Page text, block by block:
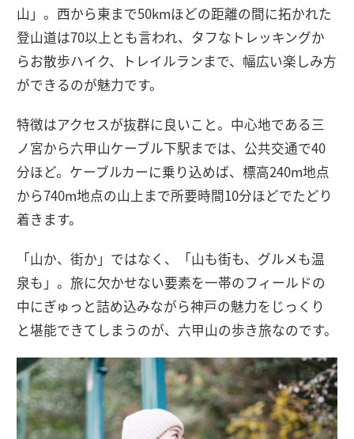
山」。西から東まで50kmほどの距離の間に拓かれた
登山道は70以上とも言われ、タフなトレッキングか
らお散歩ハイク、トレイルランまで、幅広い楽しみ方
ができるのが魅力です。
特徴はアクセスが抜群に良いこと。中心地である三
ノ宮から六甲山ケーブル下駅までは、公共交通で40
分ほど。ケーブルカーに乗り込めば、標高240m地点
から740m地点の山上まで所要時間10分ほどでたどり
着きます。
「山か、街か」ではなく、「山も街も、グルメも温
泉も」。旅に欠かせない要素を一帯のフィールドの
中にぎゅっと詰め込みながら神戸の魅力をじっくり
と堪能できてしまうのが、六甲山の歩き旅なのです。